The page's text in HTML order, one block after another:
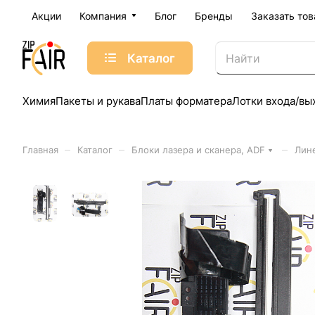
Акции Компания Блог Бренды Заказать
Каталог
ХимияПакеты и рукаваПлаты форматераЛотки входа/
Главная Каталог Блоки лазера и сканера, ADF